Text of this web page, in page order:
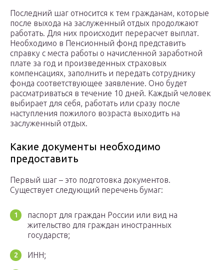
Последний шаг относится к тем гражданам, которые
после выхода на заслуженный отдых продолжают
работать. Для них происходит перерасчет выплат.
Необходимо в Пенсионный фонд представить
справку с места работы о начисленной заработной
плате за год и произведенных страховых
компенсациях, заполнить и передать сотруднику
фонда соответствующее заявление. Оно будет
рассматриваться в течение 10 дней. Каждый человек
выбирает для себя, работать или сразу после
наступления пожилого возраста выходить на
заслуженный отдых.
Какие документы необходимо
предоставить
Первый шаг – это подготовка документов.
Существует следующий перечень бумаг:
паспорт для граждан России или вид на
жительство для граждан иностранных
государств;
ИНН;